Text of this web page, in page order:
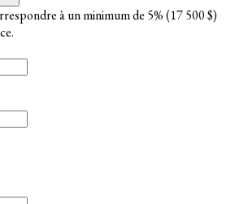
à un minimum de 5% (17 500 $)